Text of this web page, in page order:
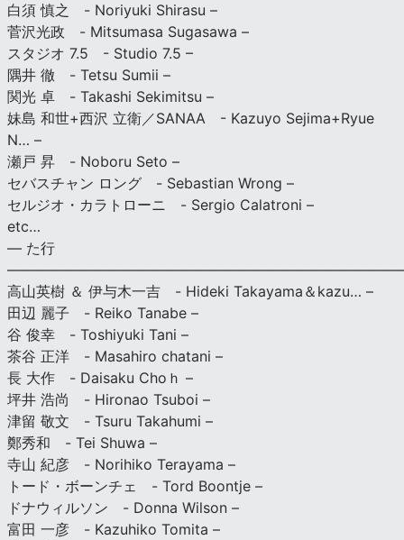
白須 慎之 - Noriyuki Shirasu –
菅沢光政 - Mitsumasa Sugasawa –
スタジオ 7.5 - Studio 7.5 –
隅井 徹 - Tetsu Sumii –
関光 卓 - Takashi Sekimitsu –
妹島 和世+西沢 立衛／SANAA - Kazuyo Sejima+Ryue
N… –
瀬戸 昇 - Noboru Seto –
セバスチャン ロング - Sebastian Wrong –
セルジオ・カラトローニ - Sergio Calatroni –
etc…
— た行
高山英樹 ＆ 伊与木一吉 - Hideki Takayama＆kazu… –
田辺 麗子 - Reiko Tanabe –
谷 俊幸 - Toshiyuki Tani –
茶谷 正洋 - Masahiro chatani –
長 大作 - Daisaku Choｈ –
坪井 浩尚 - Hironao Tsuboi –
津留 敬文 - Tsuru Takahumi –
鄭秀和 - Tei Shuwa –
寺山 紀彦 - Norihiko Terayama –
トード・ボーンチェ - Tord Boontje –
ドナウィルソン - Donna Wilson –
富田 一彦 - Kazuhiko Tomita –